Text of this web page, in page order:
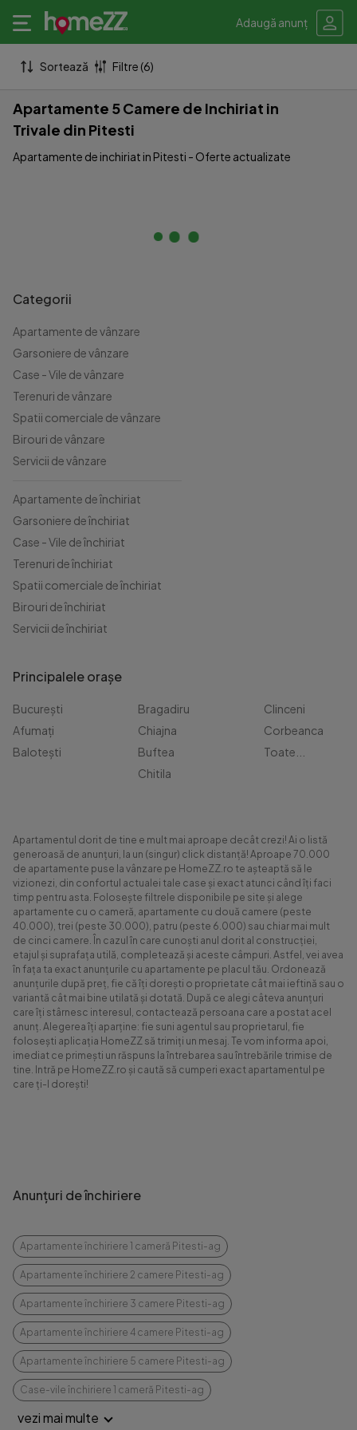
Adaugă anunț
Sortează Filtre (6)
Apartamente 5 Camere de Inchiriat in
Trivale din Pitesti
Apartamente de inchiriat in Pitesti - Oferte actualizate
Categorii
Apartamente de vânzare
Garsoniere de vânzare
Case - Vile de vânzare
Terenuri de vânzare
Spatii comerciale de vânzare
Birouri de vânzare
Servicii de vânzare
Apartamente de închiriat
Garsoniere de închiriat
Case - Vile de închiriat
Terenuri de închiriat
Spatii comerciale de închiriat
Birouri de închiriat
Servicii de închiriat
Principalele orașe
București
Afumați
Balotești
Bragadiru
Chiajna
Buftea
Chitila
Clinceni
Corbeanca
Toate...
Apartamentul dorit de tine e mult mai aproape decât crezi! Ai o listă
generoasă de anunțuri, la un (singur) click distanță! Aproape 70.000
de apartamente puse la vânzare pe HomeZZ.ro te așteaptă să le
vizionezi, din confortul actualei tale case și exact atunci când îți faci
timp pentru asta. Folosește filtrele disponibile pe site și alege
apartamente cu o cameră, apartamente cu două camere (peste
40.000), trei (peste 30.000), patru (peste 6.000) sau chiar mai mult
de cinci camere. În cazul în care cunoști anul dorit al construcției,
etajul și suprafața utilă, completează și aceste câmpuri. Astfel, vei avea
în fața ta exact anunțurile cu apartamente pe placul tău. Ordonează
anunțurile după preț, fie că îți dorești o proprietate cât mai ieftină sau o
variantă cât mai bine utilată și dotată. După ce alegi câteva anunțuri
care îți stârnesc interesul, contactează persoana care a postat acel
anunț. Alegerea îți aparține: fie suni agentul sau proprietarul, fie
folosești aplicația HomeZZ să trimiți un mesaj. Te vom informa apoi,
imediat ce primești un răspuns la întrebarea sau întrebările trimise de
tine. Intră pe HomeZZ.ro și caută să cumperi exact apartamentul pe
care ți-l dorești!
Anunțuri de închiriere
Apartamente închiriere 1 cameră Pitesti-ag
Apartamente închiriere 2 camere Pitesti-ag
Apartamente închiriere 3 camere Pitesti-ag
Apartamente închiriere 4 camere Pitesti-ag
Apartamente închiriere 5 camere Pitesti-ag
Case-vile închiriere 1 cameră Pitesti-ag
vezi mai multe